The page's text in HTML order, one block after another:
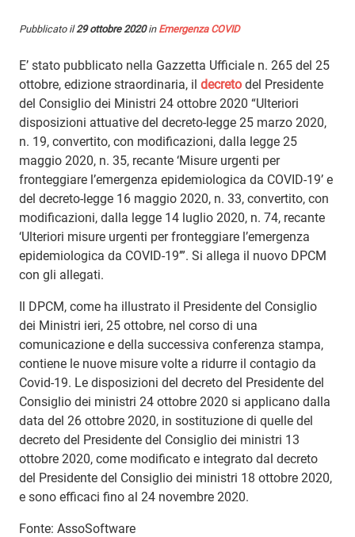
Pubblicato il29 ottobre 2020in Emergenza COVID
E’ stato pubblicato nella Gazzetta Ufficiale n. 265 del 25
ottobre, edizione straordinaria, il decreto del Presidente
del Consiglio dei Ministri 24 ottobre 2020 “Ulteriori
disposizioni attuative del decreto-legge 25 marzo 2020,
n. 19, convertito, con modificazioni, dalla legge 25
maggio 2020, n. 35, recante ‘Misure urgenti per
fronteggiare l’emergenza epidemiologica da COVID-19’ e
del decreto-legge 16 maggio 2020, n. 33, convertito, con
modificazioni, dalla legge 14 luglio 2020, n. 74, recante
‘Ulteriori misure urgenti per fronteggiare l’emergenza
epidemiologica da COVID-19’”. Si allega il nuovo DPCM
con gli allegati.
Il DPCM, come ha illustrato il Presidente del Consiglio
dei Ministri ieri, 25 ottobre, nel corso di una
comunicazione e della successiva conferenza stampa,
contiene le nuove misure volte a ridurre il contagio da
Covid-19. Le disposizioni del decreto del Presidente del
Consiglio dei ministri 24 ottobre 2020 si applicano dalla
data del 26 ottobre 2020, in sostituzione di quelle del
decreto del Presidente del Consiglio dei ministri 13
ottobre 2020, come modificato e integrato dal decreto
del Presidente del Consiglio dei ministri 18 ottobre 2020,
e sono efficaci fino al 24 novembre 2020.
Fonte: AssoSoftware